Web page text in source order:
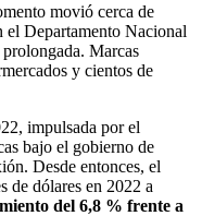
movió cerca de
el Departamento Nacional
Marcas
y cientos de
impulsada por el
bajo el gobierno de
Desde entonces, el
de dólares en 2022 a
del 6,8 % frente a